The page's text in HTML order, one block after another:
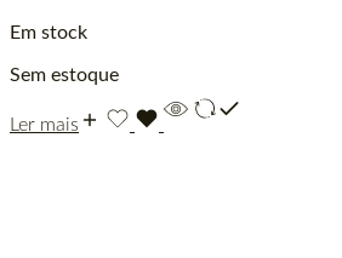
Em stock
Sem estoque
Ler mais